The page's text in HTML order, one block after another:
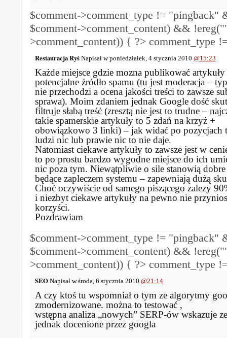
$comment->comment_type != "pingback"
$comment->comment_content) && !ereg("
>comment_content)) { ?>
Restauracja Ryś Napisał w poniedziałek, 4 stycznia 2010 @15:23
Każde miejsce gdzie mozna publikować
potencjalne źródło spamu (tu jest moderacja –
nie przechodzi a ocena jakości treści to zawsze
sprawa). Moim zdaniem jednak Google dość
filtruje słabą treść (zresztą nie jest to trudne –
takie spamerskie artykuły to 5 zdań na krzyż +
obowiązkowo 3 linki) – jak widać po pozycjach
ludzi nic lub prawie nic to nie daje.
Natomiast ciekawe artykuły to zawsze jest w
to po prostu bardzo wygodne miejsce do ich
nic poza tym. Niewątpliwie o sile stanowią
będące zapleczem systemu – zapewniają dużą
Choć oczywiście od samego piszącego zalezy
i niezbyt ciekawe artykuły na pewno nie
korzyści.
Pozdrawiam
comment_type
$comment->comment_type != "pingback"
$comment->comment_content) && !ereg("
>comment_content)) { ?>
SEO Napisał w środa, 6 stycznia 2010 @21:14
A czy ktoś tu wspomniał o tym ze algorytmy
zmodernizowane. można to testować ,
wstępna analiza „nowych” SERP-ów wskazuje
jednak docenione przez googla
comment_type